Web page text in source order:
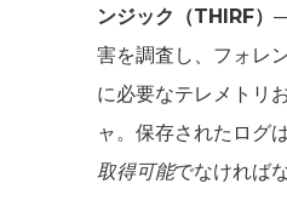
ンジック（THIRF）
害を調査し、フォレ
に必要なテレメトリ
ャ。保存されたログ
取得可能でなければ